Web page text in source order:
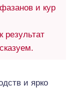
и кур
результат
и ярко